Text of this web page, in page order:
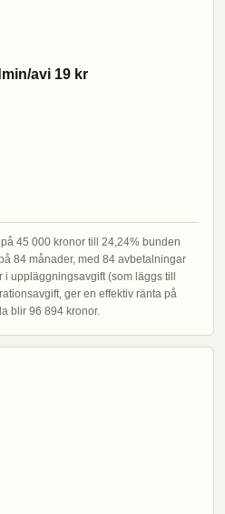
avi 19 kr
45 000 kronor till 24,24% bunden
84 månader, med 84 avbetalningar
uppläggningsavgift (som läggs till
ger en effektiv ränta på
blir 96 894 kronor.